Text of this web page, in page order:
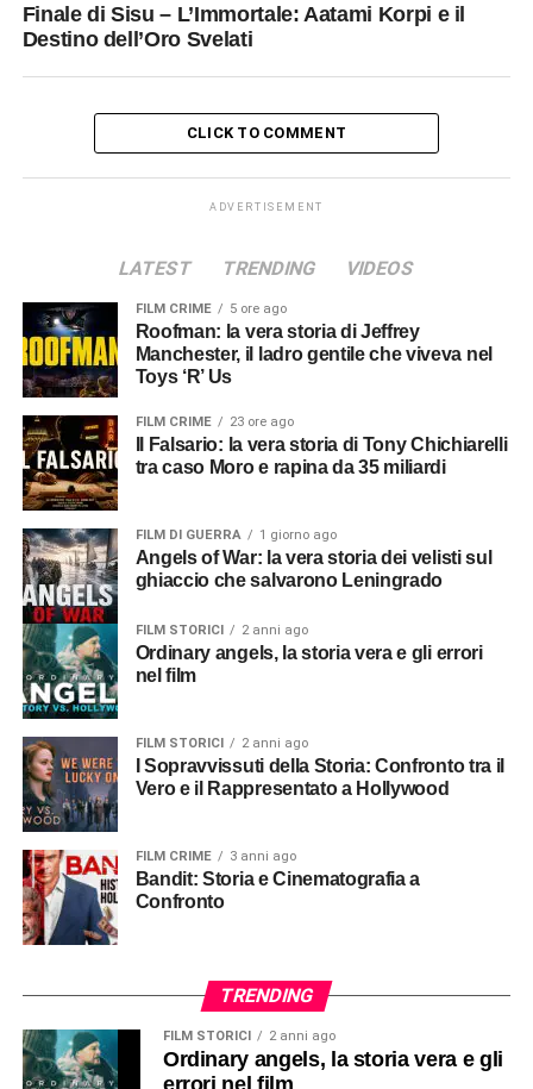
Finale di Sisu – L’Immortale: Aatami Korpi e il
Destino dell’Oro Svelati
CLICK TO COMMENT
ADVERTISEMENT
LATEST TRENDING VIDEOS
FILM CRIME 5 ore ago
Roofman: la vera storia di Jeffrey
Manchester, il ladro gentile che viveva nel
Toys ‘R’ Us
FILM CRIME 23 ore ago
tra caso Moro e rapina da 35 miliardi
FILM DI GUERRA 1 giorno ago
Angels of War: la vera storia dei velisti sul
ghiaccio che salvarono Leningrado
FILM STORICI 2 anni ago
Ordinary angels, la storia vera e gli errori
nel film
FILM STORICI 2 anni ago
Vero e il Rappresentato a Hollywood
FILM CRIME 3 anni ago
Bandit: Storia e Cinematografia a
Confronto
TRENDING
FILM STORICI 2 anni ago
Ordinary angels, la storia vera e gli
errori nel film